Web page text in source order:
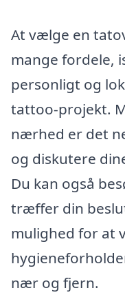
At vælge en
mange fordele,
personligt og
tattoo-projekt.
nærhed er det
og diskutere
Du kan også
træffer din
mulighed for at
nær og fjern.